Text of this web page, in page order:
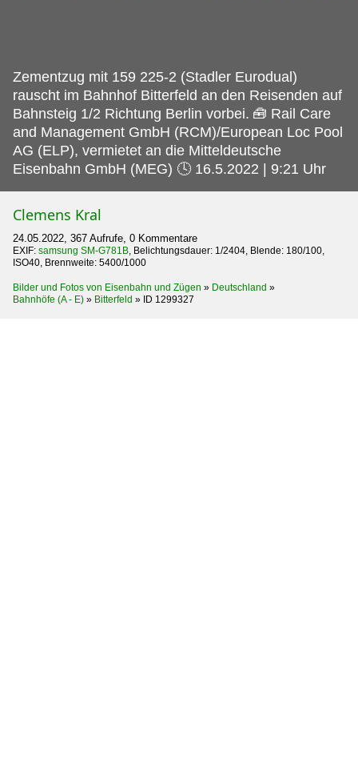
Zementzug mit 159 225-2 (Stadler Eurodual)
rauscht im Bahnhof Bitterfeld an den Reisenden auf
Bahnsteig 1/2 Richtung Berlin vorbei. 🧰 Rail Care
and Management GmbH (RCM)/European Loc Pool
AG (ELP), vermietet an die Mitteldeutsche
Eisenbahn GmbH (MEG) 🕓 16.5.2022 | 9:21 Uhr
Clemens Kral
24.05.2022, 367 Aufrufe, 0 Kommentare
EXIF: samsung SM-G781B , Belichtungsdauer: 1/2404, Blende: 180/100,
ISO40, Brennweite: 5400/1000
Bilder und Fotos von Eisenbahn und Zügen » Deutschland »
Bahnhöfe (A - E) » Bitterfeld » ID 1299327